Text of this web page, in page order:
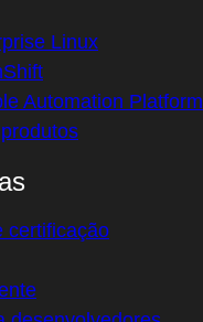
Linux
Automation Platform
certificação